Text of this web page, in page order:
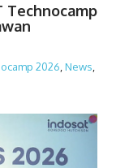
Technocamp
2026 News